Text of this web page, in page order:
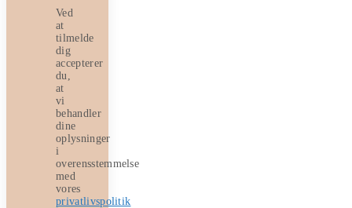
Ved
at
tilmelde
dig
accepterer
du,
at
vi
behandler
dine
oplysninger
i
overensstemmelse
med
vores
privatlivspolitik